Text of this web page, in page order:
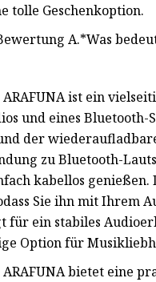
tolle Geschenkoption.
A.*Was
ist ein
und eines
der
zu Bluetooth-
kabellos
Sie ihn mit Ihrem
für ein stabiles
Option für
bietet eine